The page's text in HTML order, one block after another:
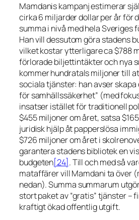
Mamdanis kampanj estimerar
cirka 6 miljarder dollar per år för
summa i nivå med hela Sveriges
Han vill dessutom göra stadens
vilket kostar ytterligare ca $788
förlorade biljettintäkter och nya
kommer hundratals miljoner till
sociala tjänster: han avser skapa
för samhällssäkerhet” (med
insatser istället för traditionell
$455 miljoner om året, satsa
juridisk hjälp åt papperslösa
$726 miljoner om året i
garantera stadens bibliotek en
budgeten[24]. Till och med så
mataffärer vill Mamdani ta över
nedan). Summa summarum
stort paket av “gratis” tjänster –
kraftigt ökad offentlig utgift.